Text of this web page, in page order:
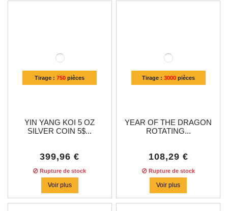
Tirage :750 pièces
YIN YANG KOI 5 OZ
SILVER COIN 5$...
399,96 €
Rupture de stock
Voir plus
Tirage : 3000pièces
YEAR OF THE DRAGON
ROTATING...
108,29 €
Rupture de stock
Voir plus